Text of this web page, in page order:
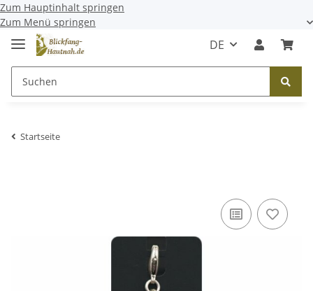
Zum Hauptinhalt springen
Zum Menü springen
DE
Startseite